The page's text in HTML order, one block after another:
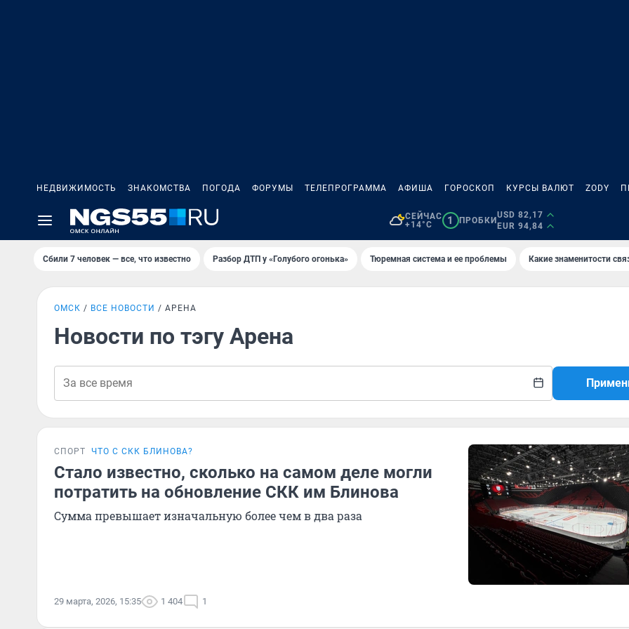
НЕДВИЖИМОСТЬ ЗНАКОМСТВА ПОГОДА ФОРУМЫ ТЕЛЕПРОГРАММА АФИША ГОРОСКОП КУРСЫ ВАЛЮТ ZODY
СЕЙЧАС
+14°C
1 ПРОБКИ
USD 82,17
EUR 94,84
Сбили 7 человек — все, что известно Разбор ДТП у «Голубого огонька» Тюремная система и ее проблемы Какие знаменитости
ОМСК ВСЕ НОВОСТИ АРЕНА
Новости по тэгу Арена
СПОРТ ЧТО С СКК БЛИНОВА?
Стало известно, сколько на самом деле могли
потратить на обновление СКК им Блинова
Сумма превышает изначальную более чем в два раза
29 марта, 2026, 15:35 1 404 1